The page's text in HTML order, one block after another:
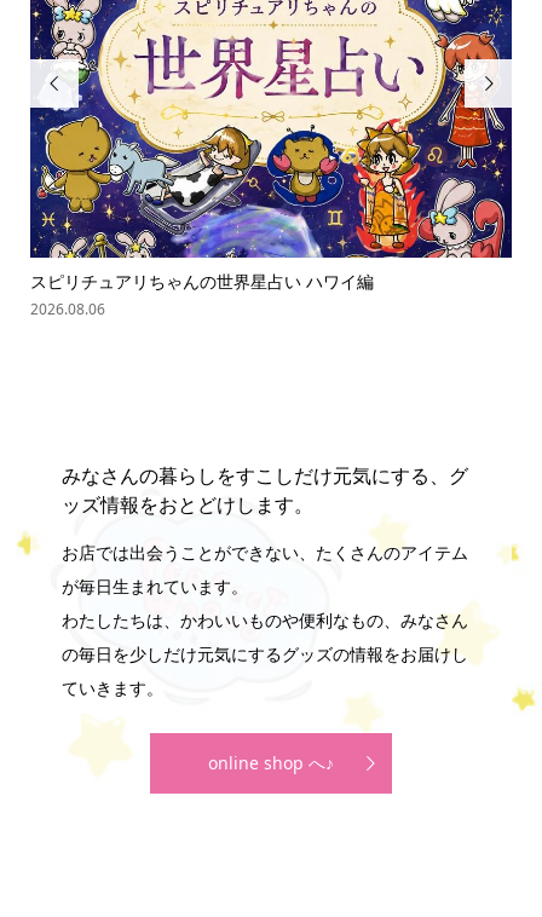

スピリチュアリちゃんの世界星占い ハワイ編
2026.08.06

みなさんの暮らしをすこしだけ元気にする、グ
ッズ情報をおとどけします。
お店では出会うことができない、たくさんのアイテム
が毎日生まれています。
わたしたちは、かわいいものや便利なもの、みなさん
の毎日を少しだけ元気にするグッズの情報をお届けし
ていきます。
online shop へ♪